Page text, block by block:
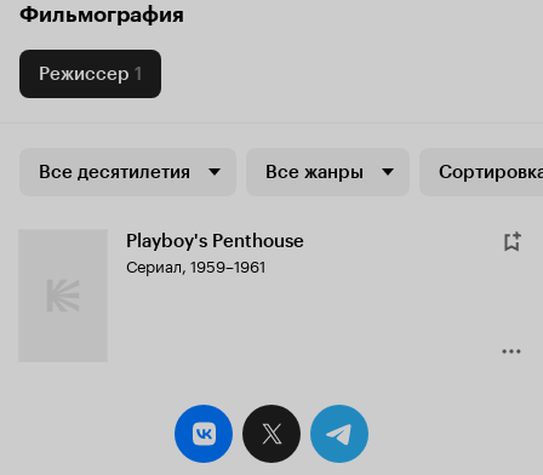
Фильмография
Режиссер 1
Все десятилетия Все жанры
Playboy's Penthouse
Сериал, 1959–1961